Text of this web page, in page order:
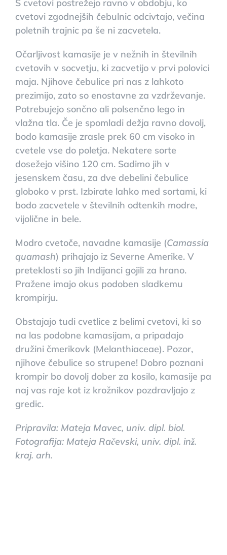
S cvetovi postrežejo ravno v obdobju, ko
cvetovi zgodnejših čebulnic odcivtajo, večina
poletnih trajnic pa še ni zacvetela.
Očarljivost kamasije je v nežnih in številnih
cvetovih v socvetju, ki zacvetijo v prvi polovici
maja. Njihove čebulice pri nas z lahkoto
prezimijo, zato so enostavne za vzdrževanje.
Potrebujejo sončno ali polsenčno lego in
vlažna tla. Če je spomladi dežja ravno dovolj,
bodo kamasije zrasle prek 60 cm visoko in
cvetele vse do poletja. Nekatere sorte
dosežejo višino 120 cm. Sadimo jih v
jesenskem času, za dve debelini čebulice
globoko v prst. Izbirate lahko med sortami, ki
bodo zacvetele v številnih odtenkih modre,
vijolične in bele.
Modro cvetoče, navadne kamasije (Camassia
quamash) prihajajo iz Severne Amerike. V
preteklosti so jih Indijanci gojili za hrano.
Pražene imajo okus podoben sladkemu
krompirju.
Obstajajo tudi cvetlice z belimi cvetovi, ki so
na las podobne kamasijam, a pripadajo
družini čmerikovk (Melanthiaceae). Pozor,
njihove čebulice so strupene! Dobro poznani
krompir bo dovolj dober za kosilo, kamasije pa
naj vas raje kot iz krožnikov pozdravljajo z
gredic.
Pripravila: Mateja Mavec, univ. dipl. biol.
Fotografija: Mateja Račevski, univ. dipl. inž.
kraj. arh.